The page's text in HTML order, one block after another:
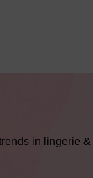
in lingerie &